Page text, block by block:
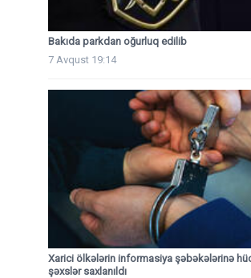
Bakıda parkdan oğurluq edilib
7 Avqust 19:14
Xarici ölkələrin informasiya şəbəkələrinə
şəxslər saxlanıldı